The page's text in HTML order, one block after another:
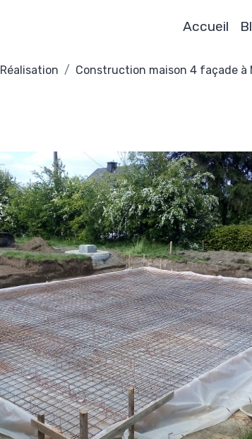
Accueil
Réalisation
Construction maison 4 façade à